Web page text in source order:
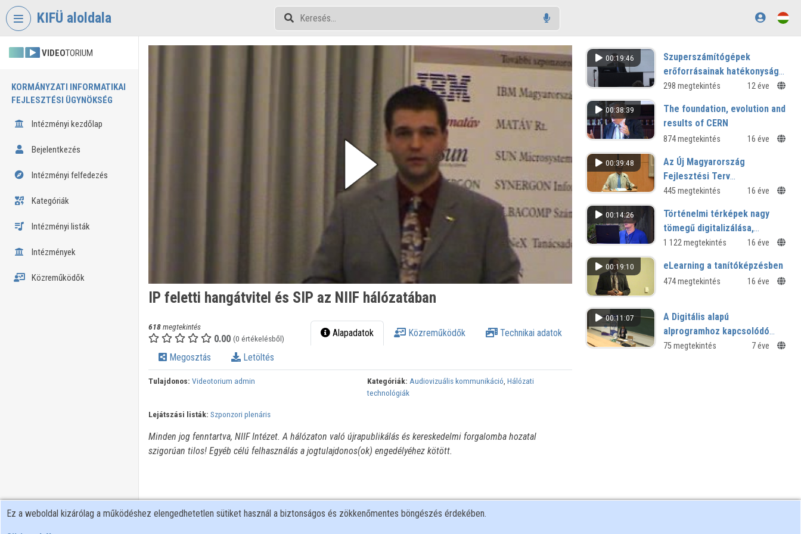
Fejléc kihagyása
KIFÜ aloldala
VIDEOTORIUM
KORMÁNYZATI INFORMATIKAI
FEJLESZTÉSI ÜGYNÖKSÉG
Intézményi kezdőlap
Bejelentkezés
Intézményi felfedezés
Kategóriák
Intézményi listák
Intézmények
Közreműködők
IP feletti hangátvitel és SIP az NIIF hálózatában
618megtekintés
0.00 (0 értékelésből) Alapadatok Közreműködők Technikai adatok
Megosztás Letöltés
Tulajdonos: Videotorium admin Kategóriák: Audiovizuális kommunikáció,Hálózati
technológiák
Lejátszási listák: Szponzori plenáris
Minden jog fenntartva, NIIF Intézet. A hálózaton való újrapublikálás és kereskedelmi forgalomba hozatal
szigorúan tilos! Egyéb célú felhasználás a jogtulajdonos(ok) engedélyéhez kötött.
00:19:46
Szuperszámítógépek
erőforrásainak hatékonyság
elemzése
298 megtekintés 12 éve
00:38:39
The foundation, evolution and
results of CERN
874 megtekintés 16 éve
00:39:48
Az Új Magyarország
Fejlesztési Terv
forráslehetőségei. Két
445 megtekintés 16 éve
00:14:26
Történelmi térképek nagy
tömegű digitalizálása,
georeferálása az ARCANUM
1 122 megtekintés 16 éve
00:19:10 eLearning a tanítóképzésben
474 megtekintés 16 éve
00:11:07
A Digitális alapú
alprogramhoz kapcsolódó
pedagógus továbbképzések
75 megtekintés 7 éve
Ez a weboldal kizárólag a működéshez elengedhetetlen sütiket használ a biztonságos és zökkenőmentes böngészés érdekében.